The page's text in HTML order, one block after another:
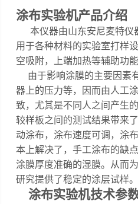
涂布实验机产品介绍
本仪器由山东安尼麦特仪
用于各种材料的实验室打样
空吸附，上端加热等辅助功
由于影响涂膜的主要因素
器上的压力等，因而由人工
致，尤其是不同人之间产生
较样板之间的测试结果带来
动涂布，涂布速度可调，涂
本上解决了，手工涂布的缺
涂膜厚度准确的湿膜。从而
研究提供了稳定的涂层试样。
涂布实验机技术参